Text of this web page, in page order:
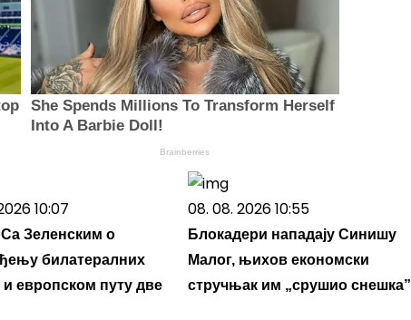
She Spends Millions To Transform Herself
Into A Barbie Doll!
Brainberries
10:07
Зеленским о
билатералних
европском путу две
08. 08. 2026 10:55
Блокадери нападају Синишу
Малог, њихов економски
стручњак им „срушио снешка”